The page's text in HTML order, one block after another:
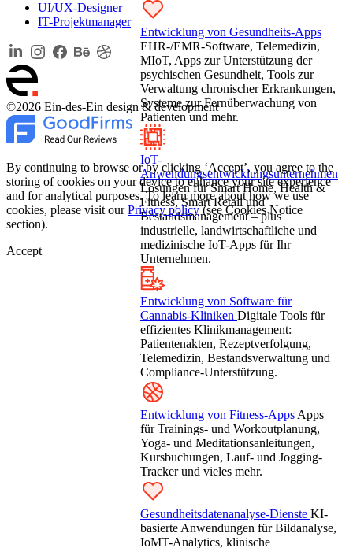
Entwicklung von Gesundheits-Apps
EHR-/EMR-Software, Telemedizin,
MIoT, Apps zur Unterstützung der
psychischen Gesundheit, Tools zur
Verwaltung chronischer Erkrankungen,
Systeme zur Fernüberwachung von
Patienten und mehr.
IoT-
Anwendungsentwicklungsunternehmen
Lösungen für Smart Home, Health &
Fitness, Smart Retail und
Bestandsmanagement – plus
industrielle, landwirtschaftliche und
medizinische IoT-Apps für Ihr
Unternehmen.
Entwicklung von Software für
Cannabis-Kliniken Digitale Tools für
effizientes Klinikmanagement:
Patientenakten, Rezeptverfolgung,
Telemedizin, Bestandsverwaltung und
Compliance-Unterstützung.
Entwicklung von Fitness-Apps Apps
für Trainings- und Workoutplanung,
Yoga- und Meditationsanleitungen,
Kursbuchungen, Lauf- und Jogging-
Tracker und vieles mehr.
Gesundheitsdatenanalyse-Dienste KI-
basierte Anwendungen für Bildanalyse,
IoMT-Analytics, klinische
UI/UX-Designer
IT-Projektmanager
©2026 Ein-des-Ein design & development
By continuing to browse or by clicking ‘Accept’, you agree to the
storing of cookies on your device to enhance your site experience
and for analytical purposes. To learn more about how we use
cookies, please visit ourPrivacy policy(see Cookies Notice
section).
Accept